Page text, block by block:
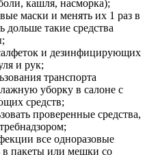
кашля, насморка);
маски и менять их 1 раз в
дольше такие средства
и дезинфицирующих
и рук;
транспорта
уборку в салоне с
средств;
проверенные средства,
все одноразовые
в пакеты или мешки со